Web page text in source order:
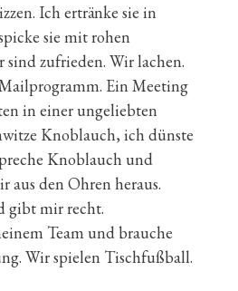
Ich ertränke sie in
sie mit rohen
sind zufrieden. Wir lachen.
Ein Meeting
in einer ungeliebten
Knoblauch, ich dünste
Knoblauch und
aus den Ohren heraus.
gibt mir recht.
Team und brauche
Wir spielen Tischfußball.